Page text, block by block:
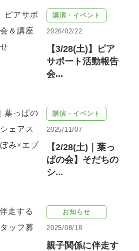
講演・イベント
2026/02/22
【3/28(土)】ピア
サポート活動報告
会...
講演・イベント
2025/11/07
【2/28(土)｜葉っ
ぱの会】そだちの
シ...
お知らせ
2025/08/18
親子関係に伴走す